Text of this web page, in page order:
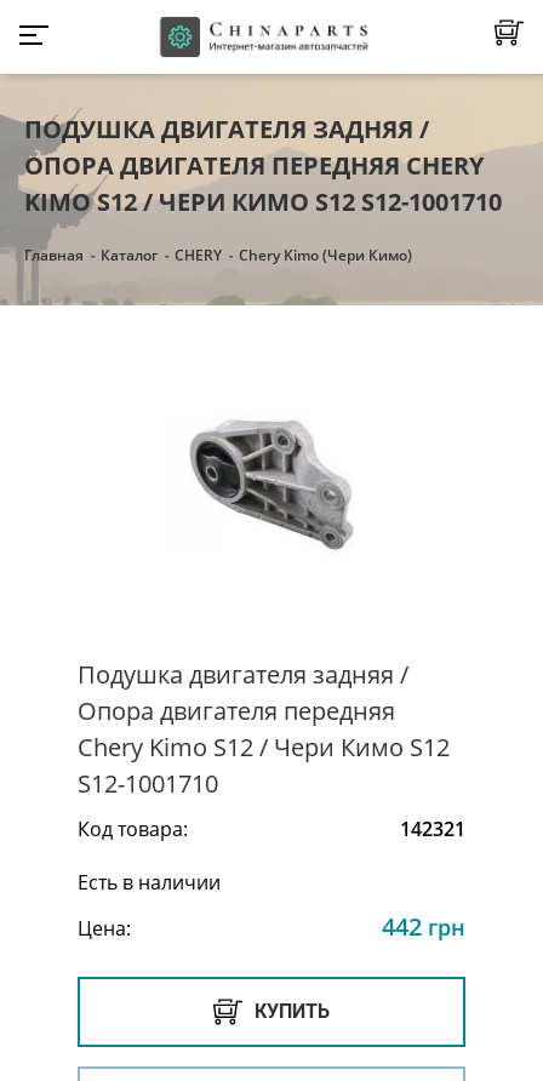
ПОДУШКА ДВИГАТЕЛЯ ЗАДНЯЯ /
ОПОРА ДВИГАТЕЛЯ ПЕРЕДНЯЯ CHERY
KIMO S12 / ЧЕРИ КИМО S12 S12-1001710
Главная Каталог CHERY Chery Kimo (Чери Кимо)
Подушка двигателя задняя /
Опора двигателя передняя
Chery Kimo S12 / Чери Кимо S12
S12-1001710
Код товара:
142321
Есть в наличии
Цена:
442 грн
КУПИТЬ